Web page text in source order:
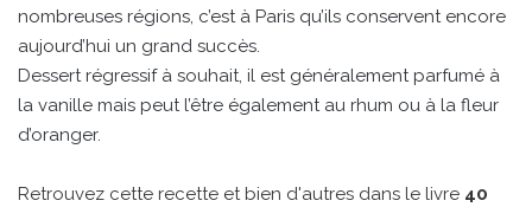
nombreuses régions, c’est à Paris qu’ils conservent encore
aujourd’hui un grand succès.
Dessert régressif à souhait, il est généralement parfumé à
la vanille mais peut l’être également au rhum ou à la fleur
d’oranger.
Retrouvez cette recette et bien d'autres dans le livre 40